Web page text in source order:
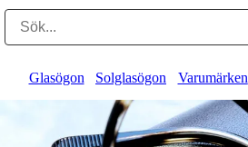
Glasögon Solglasögon Varumärken